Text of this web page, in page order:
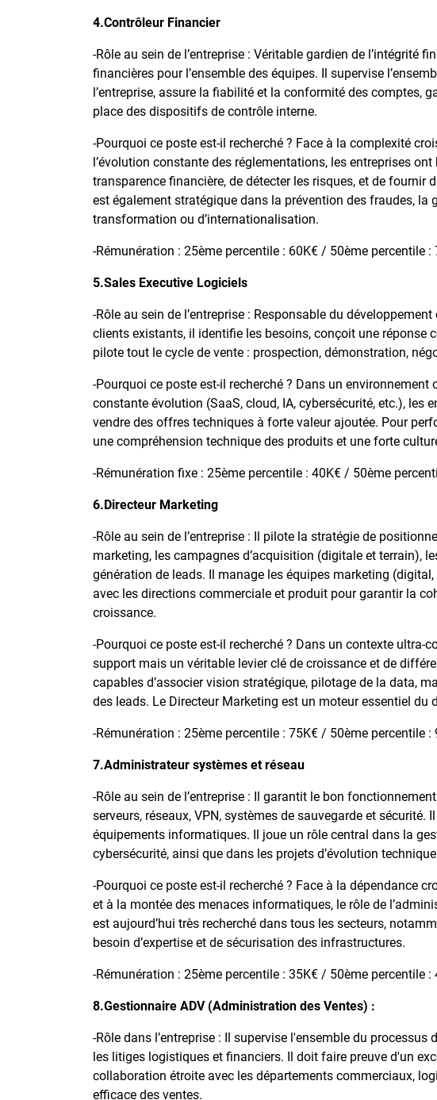
4.Contrôleur Financier
-Rôle au sein de l’entreprise : Véritable gardien de l’intégrité
financières pour l’ensemble des équipes. Il supervise
l’entreprise, assure la fiabilité et la conformité des comptes,
place des dispositifs de contrôle interne.
-Pourquoi ce poste est-il recherché ? Face à la complexité
l’évolution constante des réglementations, les entreprises
transparence financière, de détecter les risques, et de fournir
est également stratégique dans la prévention des fraudes, la
transformation ou d’internationalisation.
-Rémunération : 25ème percentile : 60K€ / 50ème percentile
5.Sales Executive Logiciels
-Rôle au sein de l’entreprise : Responsable du
clients existants, il identifie les besoins, conçoit une réponse
pilote tout le cycle de vente : prospection, démonstration,
-Pourquoi ce poste est-il recherché ? Dans un
constante évolution (SaaS, cloud, IA, cybersécurité, etc.), les
vendre des offres techniques à forte valeur ajoutée. Pour
une compréhension technique des produits et une forte
-Rémunération fixe : 25ème percentile : 40K€ / 50ème
6.Directeur Marketing
-Rôle au sein de l’entreprise : Il pilote la stratégie de
marketing, les campagnes d’acquisition (digitale et terrain),
génération de leads. Il manage les équipes marketing
avec les directions commerciale et produit pour garantir la
croissance.
-Pourquoi ce poste est-il recherché ? Dans un contexte ultra-
support mais un véritable levier clé de croissance et de
capables d’associer vision stratégique, pilotage de la data,
des leads. Le Directeur Marketing est un moteur essentiel du
-Rémunération : 25ème percentile : 75K€ / 50ème percentile
7.Administrateur systèmes et réseau
-Rôle au sein de l’entreprise : Il garantit le bon
serveurs, réseaux, VPN, systèmes de sauvegarde et
équipements informatiques. Il joue un rôle central dans la
cybersécurité, ainsi que dans les projets d’évolution
-Pourquoi ce poste est-il recherché ? Face à la dépendance
et à la montée des menaces informatiques, le rôle de
est aujourd’hui très recherché dans tous les secteurs,
besoin d’expertise et de sécurisation des infrastructures.
-Rémunération : 25ème percentile : 35K€ / 50ème percentile
8.Gestionnaire ADV (Administration des Ventes) :
-Rôle dans l’entreprise : Il supervise l'ensemble du
les litiges logistiques et financiers. Il doit faire preuve d'un
collaboration étroite avec les départements commerciaux,
efficace des ventes.